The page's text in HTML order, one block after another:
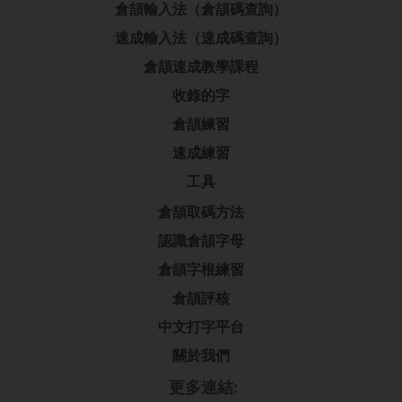
倉頡輸入法（倉頡碼查詢）
速成輸入法（速成碼查詢）
倉頡速成教學課程
收錄的字
倉頡練習
速成練習
工具
倉頡取碼方法
認識倉頡字母
倉頡字根練習
倉頡評核
中文打字平台
關於我們
更多連結: